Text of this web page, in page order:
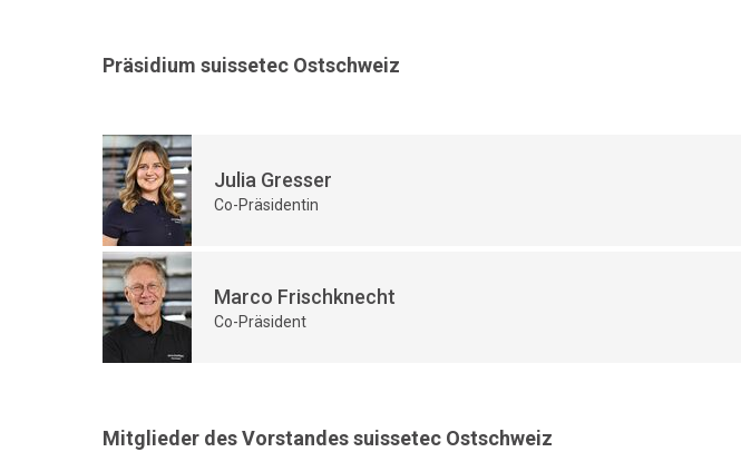
Präsidium suissetec Ostschweiz
Julia Gresser
Co-Präsidentin
Marco Frischknecht
Co-Präsident
Mitglieder des Vorstandes suissetec Ostschweiz